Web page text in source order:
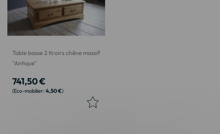
Table basse 2 tiroirs chêne massif
"Antique"
741,50 €
4,50 €